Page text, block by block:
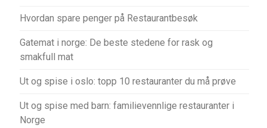
Hvordan spare penger på Restaurantbesøk
Gatemat i norge: De beste stedene for rask og
smakfull mat
Ut og spise i oslo: topp 10 restauranter du må prøve
Ut og spise med barn: familievennlige restauranter i
Norge